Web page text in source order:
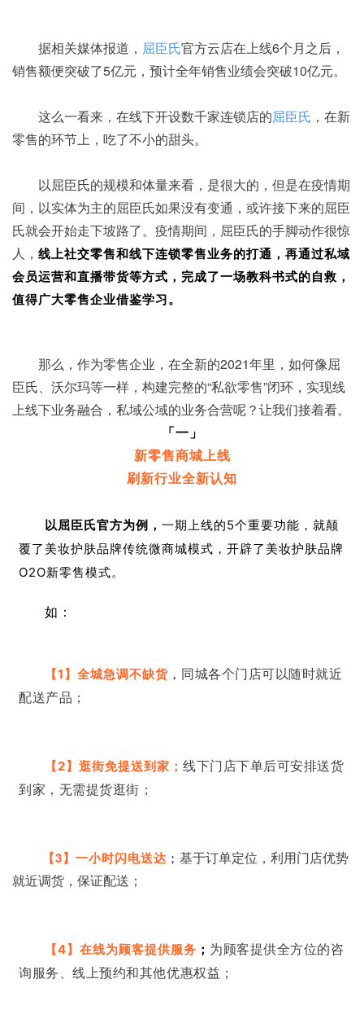
据相关媒体报道， 屈臣氏官方云店在上线6个月之后，
销售额便突破了5亿元，预计全年销售业绩会突破10亿元。
这么一看来，在线下开设数千家连锁店的屈臣氏 ，在新
零售的环节上，吃了不小的甜头。
以屈臣氏的规模和体量来看，是很大的，但是在疫情期
间，以实体为主的屈臣氏如果没有变通，或许接下来的屈臣
氏就会开始走下坡路了。疫情期间，屈臣氏的手脚动作很惊
人， 线上社交零售和线下连锁零售业务的打通，再通过私域
会员运营和直播带货等方式，完成了一场教科书式的自救，
值得广大零售企业借鉴学习。
那么，作为零售企业，在全新的2021年里，如何像屈
臣氏、沃尔玛等一样，构建完整的“私欲零售”闭环，实现线
上线下业务融合，私域公域的业务合营呢？让我们接着看。
「一」
新零售商城上线
刷新行业全新认知
以屈臣氏官方为例， 一期上线的5个重要功能，就颠
覆了美妆护肤品牌传统微商城模式，开辟了美妆护肤品牌
O2O新零售模式。
如：
【1】全城急调不缺货 ， 同城各个门店可以随时就近
配送产品；
【2】逛街免提送到家； 线下门店下单后可安排送货
到家，无需提货逛街；
【3】一小时闪电送达 ； 基于订单定位，利用门店优势
就近调货，保证配送；
【4】在线为顾客提供服务 ； 为顾客提供全方位的咨
询服务、线上预约和其他优惠权益；